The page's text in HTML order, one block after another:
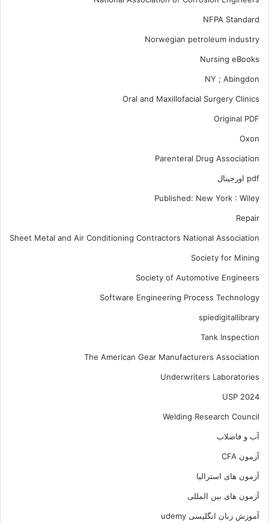
NFPA Standard
Norwegian petroleum industry
Nursing eBooks
NY ; Abingdon
Oral and Maxillofacial Surgery Clinics
Original PDF
Oxon
Parenteral Drug Association
pdf اورجینال
Published: New York : Wiley
Repair
Sheet Metal and Air Conditioning Contractors National Association
Society for Mining
Society of Automotive Engineers
Software Engineering Process Technology
spiedigitallibrary
Tank Inspection
The American Gear Manufacturers Association
Underwriters Laboratories
USP 2024
Welding Research Council
آب و فاضلاب
آزمون CFA
آزمون های استرالیا
آزمون های بین المللی
آموزش زبان انگلیسی udemy